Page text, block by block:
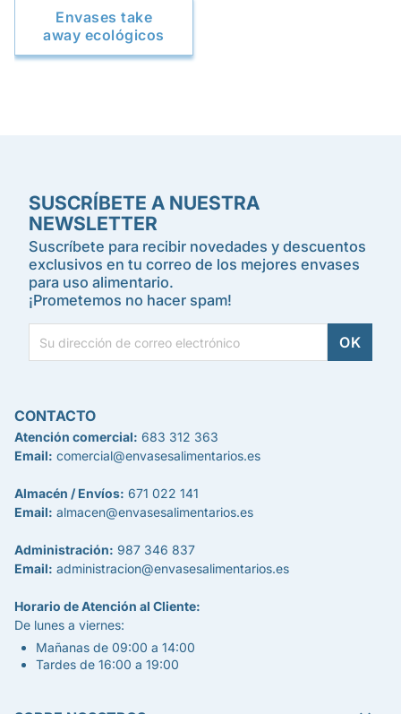
Envases take
away ecológicos
SUSCRÍBETE A NUESTRA
NEWSLETTER
Suscríbete para recibir novedades y descuentos
exclusivos en tu correo de los mejores envases
para uso alimentario.
¡Prometemos no hacer spam!
CONTACTO
Atención comercial: 683 312 363
Email: comercial@envasesalimentarios.es
Almacén / Envíos: 671 022 141
Email: almacen@envasesalimentarios.es
Administración: 987 346 837
Email: administracion@envasesalimentarios.es
Horario de Atención al Cliente:
De lunes a viernes:
Mañanas de 09:00 a 14:00
Tardes de 16:00 a 19:00